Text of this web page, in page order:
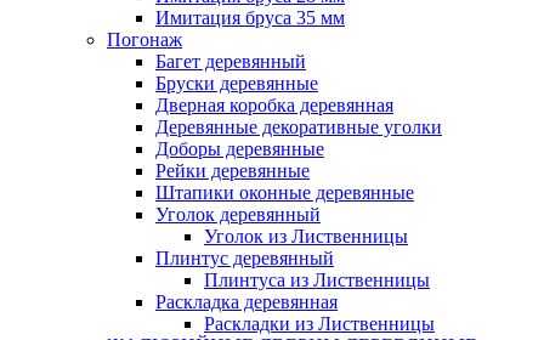
Имитация бруса 35 мм
Погонаж
Багет деревянный
Бруски деревянные
Дверная коробка деревянная
Деревянные декоративные уголки
Доборы деревянные
Рейки деревянные
Штапики оконные деревянные
Уголок деревянный
Уголок из Лиственницы
Плинтус деревянный
Плинтуса из Лиственницы
Раскладка деревянная
Раскладки из Лиственницы